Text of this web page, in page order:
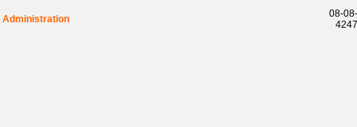
Administration
08-